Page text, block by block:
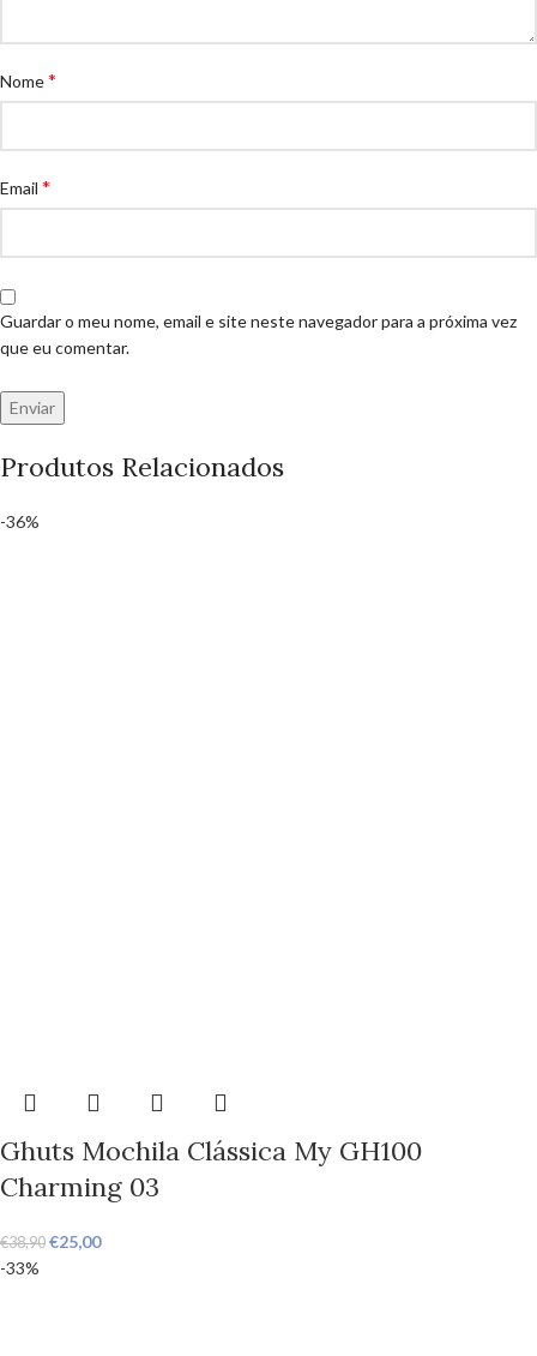
Nome*
Email *
Guardar o meu nome, email e site neste navegador para a próxima vez
que eu comentar.
Produtos Relacionados
-36%
Ghuts Mochila Clássica My GH100
Charming 03
€38,90 €25,00
-33%